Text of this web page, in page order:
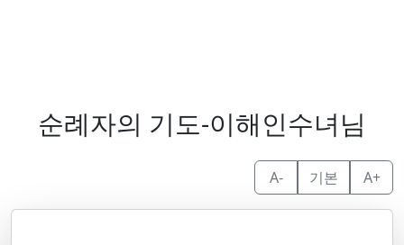
순례자의 기도-이해인수녀님
A- 기본 A+